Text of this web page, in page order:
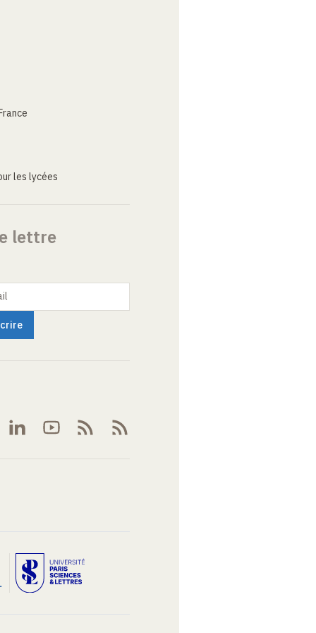
les lycées
lettre